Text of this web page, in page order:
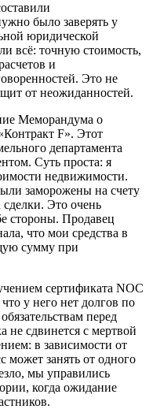
было заверять у
юридической
всё: точную стоимость,
и
Это не
от неожиданностей.
Меморандума о
F». Этот
департамента
Суть проста: я
недвижимости.
заморожены на счету
Это очень
стороны. Продавец
что мои средства в
сумму при
сертификата NOC
у него нет долгов по
перед
не сдвинется с мертвой
в зависимости от
может занять от одного
мы управились
когда ожидание